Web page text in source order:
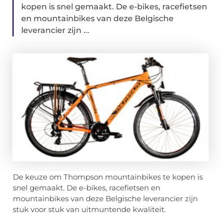
kopen is snel gemaakt. De e-bikes, racefietsen
en mountainbikes van deze Belgische
leverancier zijn ...
De keuze om Thompson mountainbikes te kopen is
snel gemaakt. De e-bikes, racefietsen en
mountainbikes van deze Belgische leverancier zijn
stuk voor stuk van uitmuntende kwaliteit.